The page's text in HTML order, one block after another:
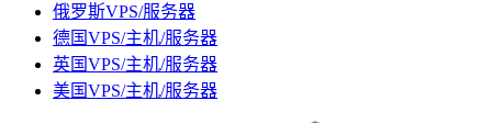
俄罗斯VPS/服务器
德国VPS/主机/服务器
英国VPS/主机/服务器
美国VPS/主机/服务器